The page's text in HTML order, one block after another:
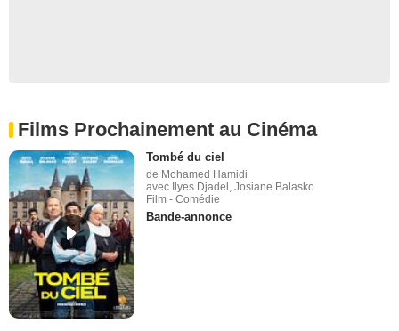
Films Prochainement au Cinéma
Tombé du ciel
de Mohamed Hamidi
avec Ilyes Djadel, Josiane Balasko
Film - Comédie
Bande-annonce